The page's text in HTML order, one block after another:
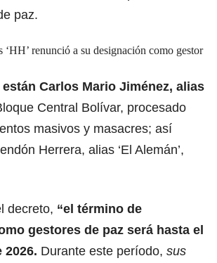
paz.
‘HH’ renunció a su designación como gestor
están Carlos Mario Jiménez, alias
Central Bolívar, procesado
masivos y masacres; así
Herrera, alias ‘El Alemán’,
decreto, “el término de
gestores de paz será hasta el
2026. Durante este período, sus